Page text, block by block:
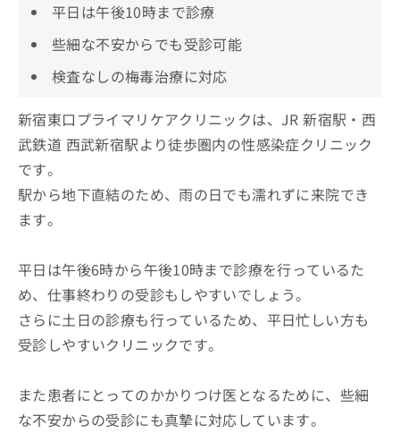
平日は午後10時まで診療
些細な不安からでも受診可能
検査なしの梅毒治療に対応
新宿東口プライマリケアクリニックは、JR 新宿駅・西
武鉄道 西武新宿駅より徒歩圏内の性感染症クリニック
です。
駅から地下直結のため、雨の日でも濡れずに来院でき
ます。
平日は午後6時から午後10時まで診療を行っているた
め、仕事終わりの受診もしやすいでしょう。
さらに土日の診療も行っているため、平日忙しい方も
受診しやすいクリニックです。
また患者にとってのかかりつけ医となるために、些細
な不安からの受診にも真摯に対応しています。